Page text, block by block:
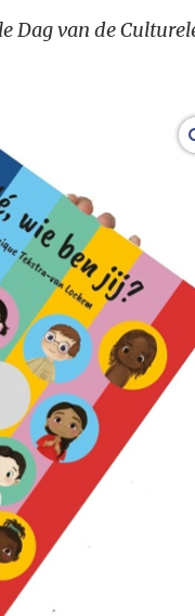
Dag van de